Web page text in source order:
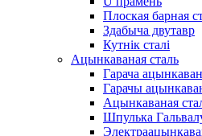
Плоская барная
Здабыча двутавр
Кутнік сталі
Ацынкаваная сталь
Гарача
Гарачы
Ацынкаваная
Шпулька